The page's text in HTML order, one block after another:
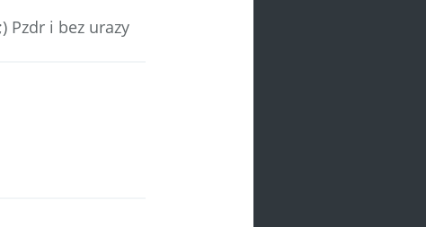
Pzdr i bez urazy